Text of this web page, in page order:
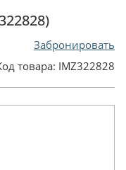
Забронировать
товара: IMZ322828